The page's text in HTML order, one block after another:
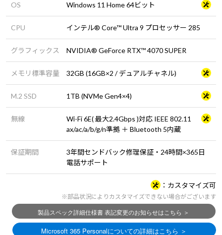
OS Windows 11 Home 64ビット
CPU インテル® Core™ Ultra 9 プロセッサー 285
グラフィックス NVIDIA® GeForce RTX™ 4070 SUPER
メモリ標準容量 32GB (16GB×2 / デュアルチャネル)
M.2 SSD 1TB (NVMe Gen4×4)
無線
Wi-Fi 6E( 最大2.4Gbps )対応 IEEE 802.11
ax/ac/a/b/g/n準拠 ＋ Bluetooth 5内蔵
保証期間
3年間センドバック修理保証・24時間×365日
電話サポート
カスタマイズ可
※部品状況によりカスタマイズできない場合がございます